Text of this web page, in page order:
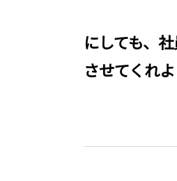
にしても、
させてくれ